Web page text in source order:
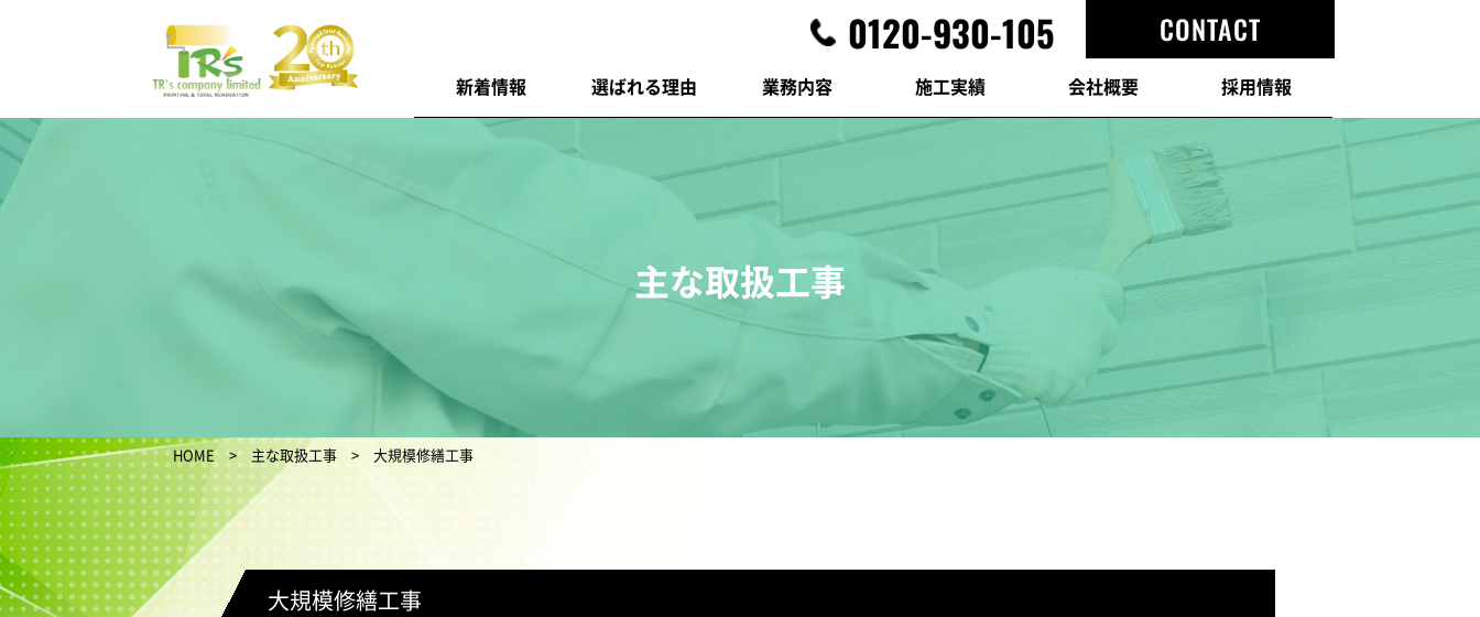
CONTACT
0120-930-105
新着情報 選ばれる理由 業務内容 施工実績 会社概要 採用情報
主な取扱工事
HOME>主な取扱工事 > 大規模修繕工事
大規模修繕工事